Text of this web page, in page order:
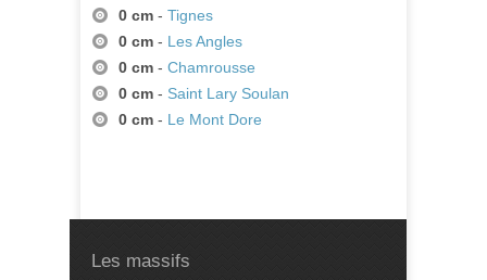
0 cm - Tignes
0 cm - Les Angles
0 cm - Chamrousse
0 cm - Saint Lary Soulan
0 cm - Le Mont Dore
Les massifs